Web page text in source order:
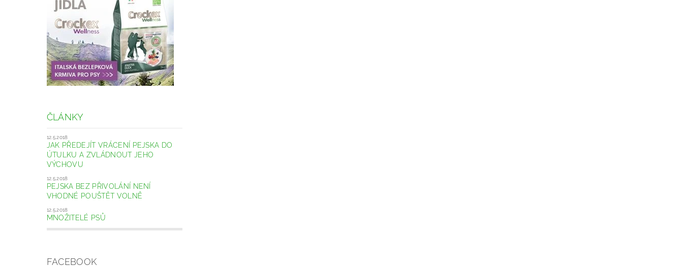
ČLÁNKY
12.5.2018
JAK PŘEDEJÍT VRÁCENÍ PEJSKA DO
ÚTULKU A ZVLÁDNOUT JEHO
VÝCHOVU
12.5.2018
PEJSKA BEZ PŘIVOLÁNÍ NENÍ
VHODNÉ POUŠTĚT VOLNĚ
12.5.2018
MNOŽITELÉ PSŮ
FACEBOOK